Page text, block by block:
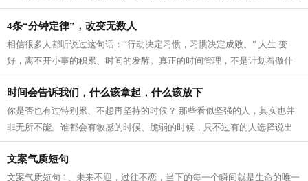
你还是在等待不可能的发生，这种感...
4条“分钟定律”，改变无数人
相信很多人都听说过这句话：“行动决定习惯，习惯决定成败。” 人生 变
好，离不开小事的积累、时间的发酵。真正的时间管理，不是计划着做什
么惊天动地的大事，而在于日常的选...
时间会告诉我们，什么该拿起，什么该放下
你是否也有过特别累、不想再坚持的时候？ 那些看似坚强的人，其实也并
非无所不能。谁都会有敏感的时候、脆弱的时候，只不过有的人选择说出
口，有的人选择藏于心。在情绪面前，...
文案气质短句
文案气质短句 1、未来不迎，过往不恋，当下的每一个瞬间就是生命的唯一